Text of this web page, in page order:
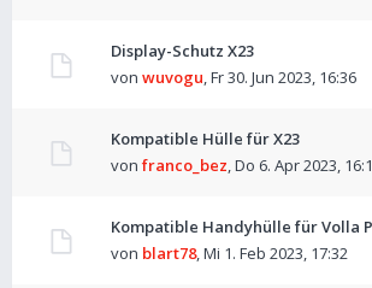
Display-Schutz X23
von wuvogu,Fr 30. Jun 2023, 16:36
Kompatible Hülle für X23
von franco_bez,Do 6. Apr 2023,
Kompatible Handyhülle für Volla
von blart78,Mi 1. Feb 2023, 17:32